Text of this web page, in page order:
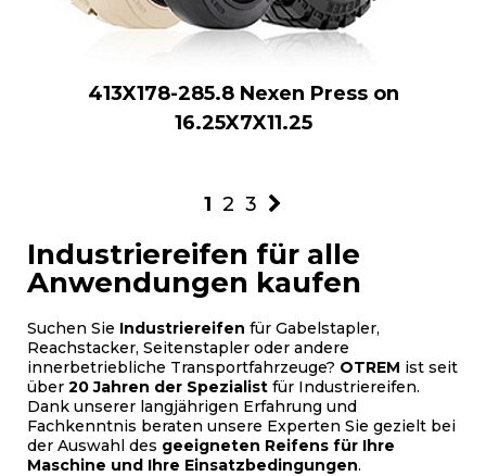
413X178-285.8 Nexen Press on
16.25X7X11.25
1 2 3
Industriereifen für alle
Anwendungen kaufen
Suchen Sie Industriereifen für Gabelstapler,
Reachstacker, Seitenstapler oder andere
innerbetriebliche Transportfahrzeuge? OTREM ist seit
über 20 Jahren der Spezialist für Industriereifen.
Dank unserer langjährigen Erfahrung und
Fachkenntnis beraten unsere Experten Sie gezielt bei
der Auswahl des geeigneten Reifens für Ihre
Maschine und Ihre Einsatzbedingungen.